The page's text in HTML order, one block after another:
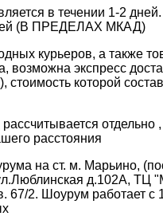
в течении 1-2
(В ПРЕДЕЛАХ МКАД)
курьеров, а также
возможна экспресс
которой
отдельно ,
расстояния
на ст. м. Марьино,
д.102А, ТЦ
67/2. Шоурум работает с